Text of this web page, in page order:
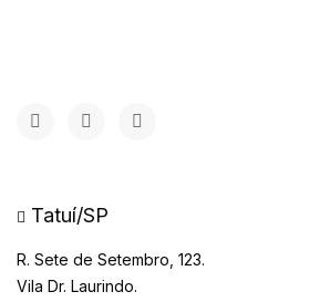
Tatuí/SP
R. Sete de Setembro, 123.
Vila Dr. Laurindo.